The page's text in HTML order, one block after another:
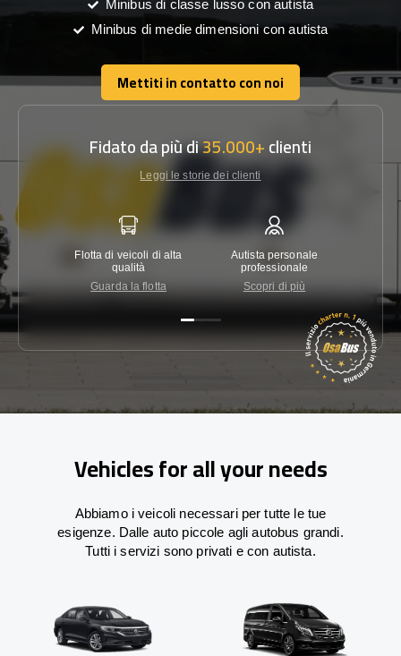
Minibus di classe lusso con autista
Minibus di medie dimensioni con autista
Mettiti in contatto con noi
Mettiti in contatto con noi
Fidato da più di35.000+clienti
Leggi le storie dei clienti
Flotta di veicoli di alta
qualità
Guarda la flotta
Autista personale
professionale
Scopri di più
Vehicles for all your needs
Abbiamo i veicoli necessari per tutte le tue
esigenze. Dalle auto piccole agli autobus grandi.
Tutti i servizi sono privati e con autista.